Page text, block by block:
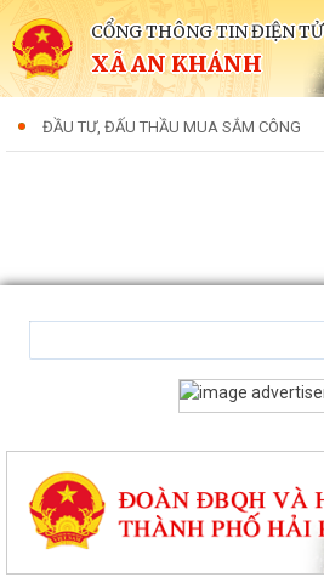
CỔNG THÔNG TIN ĐIỆN TỬ
XÃ AN KHÁNH
ĐẦU TƯ, ĐẤU THẦU MUA SẮM CÔNG